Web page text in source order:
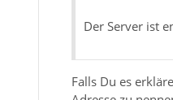
Der Server ist
Falls Du es